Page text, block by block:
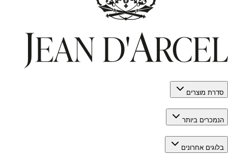
סדרת מוצרים
הנמכרים ביותר
בלוגים אחרונים